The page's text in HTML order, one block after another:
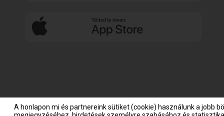
A honlapon mi és partnereink sütiket (cookie) használunk a jobb